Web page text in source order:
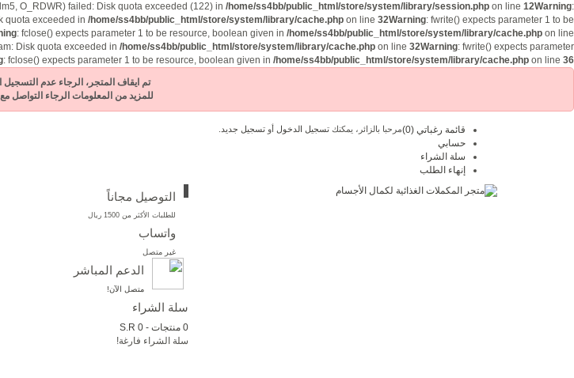
O_RDWR) failed: Disk quota exceeded (122) in /home/ss4bb/public_html/store/system/library/session.php on line 12Warning:
quota exceeded in /home/ss4bb/public_html/store/system/library/cache.php on line 32Warning: fwrite() expects parameter 1 to be
: fclose() expects parameter 1 to be resource, boolean given in /home/ss4bb/public_html/store/system/library/cache.php on line
Disk quota exceeded in /home/ss4bb/public_html/store/system/library/cache.php on line 32Warning: fwrite() expects parameter
: fclose() expects parameter 1 to be resource, boolean given in /home/ss4bb/public_html/store/system/library/cache.php on line 36
تم ايقاف المتجر، الرجاء عدم التسجيل
للمزيد من المعلومات الرجاء التواصل مع
قائمة رغباتي (0)
حسابي
سلة الشراء
إنهاء الطلب
مرحبا بالزائر، يمكنك تسجيل الدخول أو تسجيل جديد
التوصيل مجاناً
للطلبات الأكثر من 1500 ريال
واتساب
غير متصل
الدعم المباشر
متصل الآن!
سلة الشراء
0 منتجات - S.R 0
سلة الشراء فارغة!